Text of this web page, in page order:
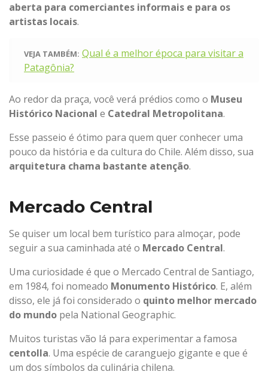
aberta para comerciantes informais e para os
artistas locais.
VEJA TAMBÉM: Qual é a melhor época para visitar a
Patagônia?
Ao redor da praça, você verá prédios como o Museu
Histórico Nacional e Catedral Metropolitana.
Esse passeio é ótimo para quem quer conhecer uma
pouco da história e da cultura do Chile. Além disso, sua
arquitetura chama bastante atenção.
Mercado Central
Se quiser um local bem turístico para almoçar, pode
seguir a sua caminhada até o Mercado Central.
Uma curiosidade é que o Mercado Central de Santiago,
em 1984, foi nomeado Monumento Histórico. E, além
disso, ele já foi considerado o quinto melhor mercado
do mundo pela National Geographic.
Muitos turistas vão lá para experimentar a famosa
centolla. Uma espécie de caranguejo gigante e que é
um dos símbolos da culinária chilena.